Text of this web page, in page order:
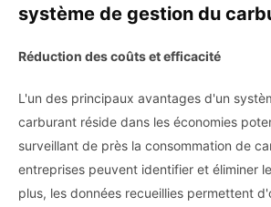
système de gestion du
Réduction des coûts et efficacité
L'un des principaux avantages d'un
carburant réside dans les économies
surveillant de près la consommation de
entreprises peuvent identifier et éliminer
plus, les données recueillies permettent